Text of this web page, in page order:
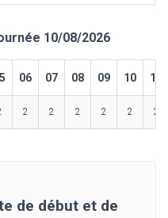
10/08/2026
06 07 08 09 10 11
2 2 2 2 2 2
de début et de